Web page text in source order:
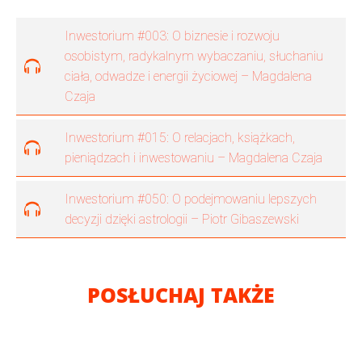
Inwestorium #003: O biznesie i rozwoju
osobistym, radykalnym wybaczaniu, słuchaniu
ciała, odwadze i energii życiowej – Magdalena
Czaja
Inwestorium #015: O relacjach, książkach,
pieniądzach i inwestowaniu – Magdalena Czaja
Inwestorium #050: O podejmowaniu lepszych
decyzji dzięki astrologii – Piotr Gibaszewski
POSŁUCHAJ TAKŻE